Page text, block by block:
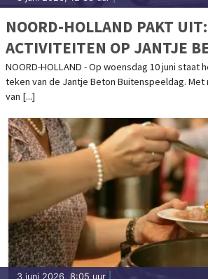
NOORD-HOLLAND PAKT
ACTIVITEITEN OP JANTJE
BUITENSPEELDAG
NOORD-HOLLAND - Op woensdag 10 juni staat
teken van de Jantje Beton Buitenspeeldag.
van [...]
3 juni 2026, 8:05 uur